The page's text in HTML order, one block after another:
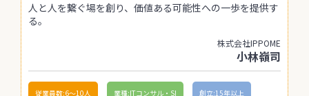
人と人を繋ぐ場を創り、価値ある可能性への一歩を提供す
る。
株式会社IPPOME
小林嶺司
従業員数:6～10人 業種:ITコンサル・SI 創立:15年以上